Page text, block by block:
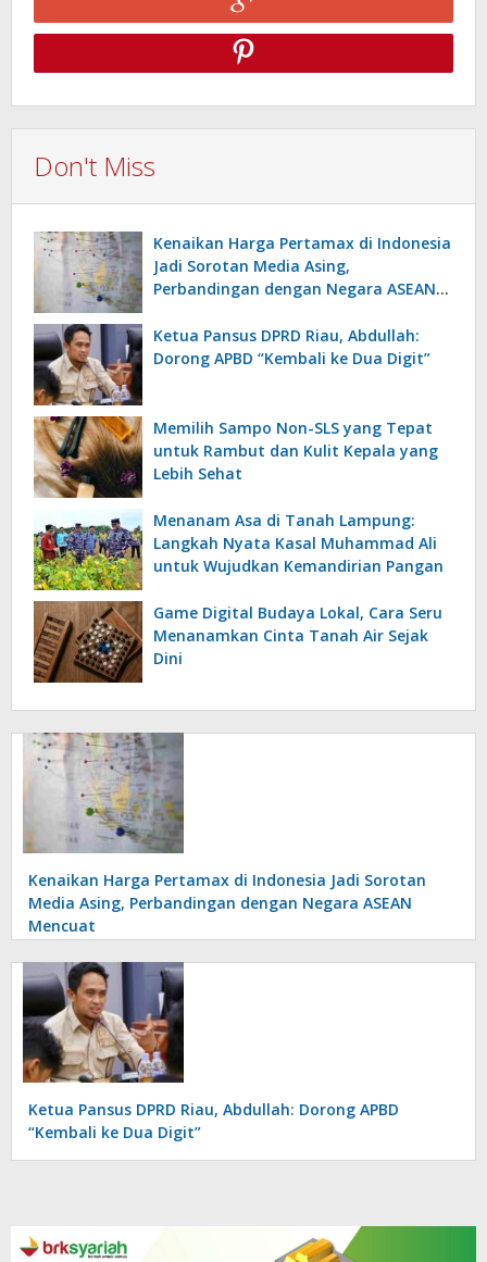
Don't Miss
Kenaikan Harga Pertamax di Indonesia
Jadi Sorotan Media Asing,
Perbandingan dengan Negara ASEAN
Ketua Pansus DPRD Riau, Abdullah:
Dorong APBD “Kembali ke Dua Digit”
Memilih Sampo Non-SLS yang Tepat
untuk Rambut dan Kulit Kepala yang
Lebih Sehat
Menanam Asa di Tanah Lampung:
Langkah Nyata Kasal Muhammad Ali
untuk Wujudkan Kemandirian Pangan
Game Digital Budaya Lokal, Cara Seru
Menanamkan Cinta Tanah Air Sejak
Dini
Kenaikan Harga Pertamax di Indonesia Jadi Sorotan
Media Asing, Perbandingan dengan Negara ASEAN
Mencuat
Ketua Pansus DPRD Riau, Abdullah: Dorong APBD
“Kembali ke Dua Digit”